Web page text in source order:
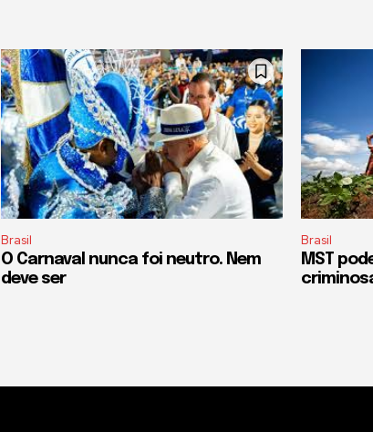
Brasil
O Carnaval nunca foi neutro. Nem
deve ser
Brasil
MST